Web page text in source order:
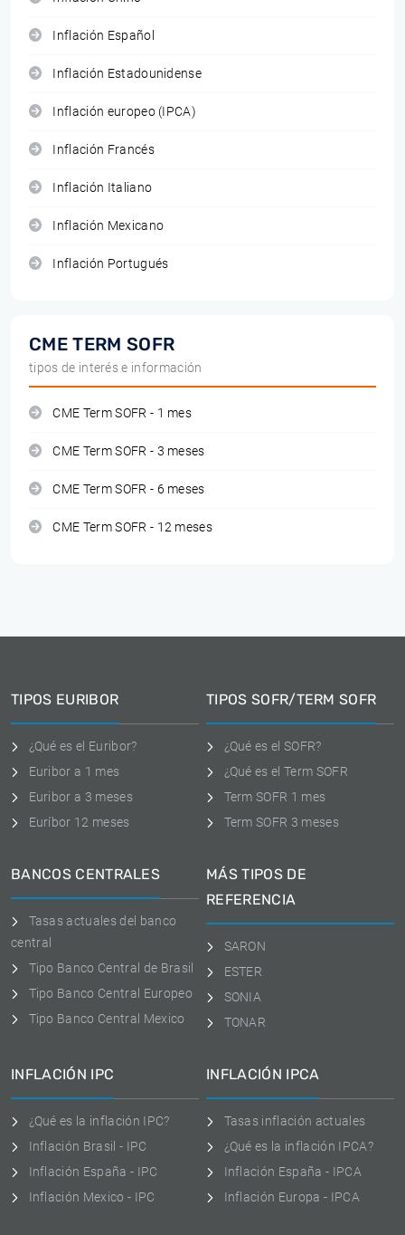
Inflación Español
Inflación Estadounidense
Inflación europeo (IPCA)
Inflación Francés
Inflación Italiano
Inflación Mexicano
Inflación Portugués
CME TERM SOFR
tipos de interés e información
CME Term SOFR - 1 mes
CME Term SOFR - 3 meses
CME Term SOFR - 6 meses
CME Term SOFR - 12 meses
TIPOS EURIBOR
¿Qué es el Euribor?
Euribor a 1 mes
Euribor a 3 meses
Euríbor 12 meses
TIPOS SOFR/TERM SOFR
¿Qué es el SOFR?
¿Qué es el Term SOFR
Term SOFR 1 mes
Term SOFR 3 meses
BANCOS CENTRALES
Tasas actuales del banco
central
Tipo Banco Central de Brasil
Tipo Banco Central Europeo
Tipo Banco Central Mexico
MÁS TIPOS DE
REFERENCIA
SARON
ESTER
SONIA
TONAR
INFLACIÓN IPC
¿Qué es la inflación IPC?
Inflación Brasil - IPC
Inflación España - IPC
Inflación Mexico - IPC
INFLACIÓN IPCA
Tasas inflación actuales
¿Qué es la inflación IPCA?
Inflación España - IPCA
Inflación Europa - IPCA